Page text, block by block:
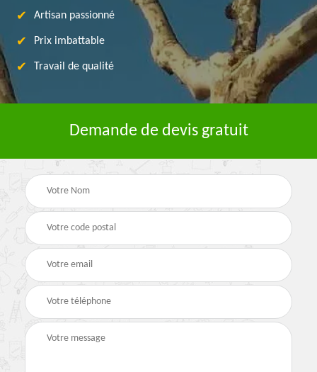
Artisan passionné
Prix imbattable
Travail de qualité
Demande de devis gratuit